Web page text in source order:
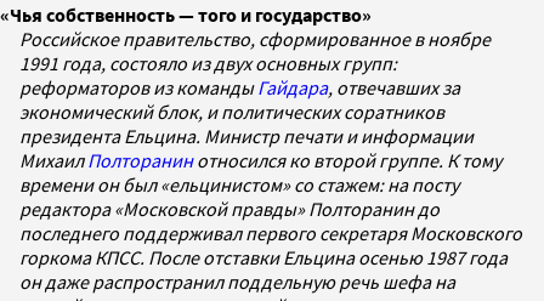
«Чья собственность — того и государство»
Российское правительство, сформированное в ноябре
1991 года, состояло из двух основных групп:
реформаторов из командыГайдара, отвечавших за
экономический блок, и политических соратников
президента Ельцина. Министр печати и информации
МихаилПолторанинотносился ко второй группе. К тому
времени он был «ельцинистом» со стажем: на посту
редактора «Московской правды» Полторанин до
последнего поддерживал первого секретаря Московского
горкома КПСС. После отставки Ельцина осенью 1987 года
он даже распространил поддельную речь шефа на